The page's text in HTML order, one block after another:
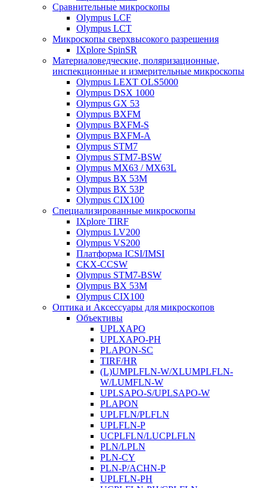
Сравнительные микроскопы
Olympus LCF
Olympus LCT
Микроскопы сверхвысокого разрешения
IXplore SpinSR
Материаловедческие, поляризационные,
инспекционные и измерительные микроскопы
Olympus LEXT OLS5000
Olympus DSX 1000
Olympus GX 53
Olympus BXFM
Olympus BXFM-S
Olympus BXFM-A
Olympus STM7
Olympus STM7-BSW
Olympus MX63 / MX63L
Olympus BX 53M
Olympus BX 53P
Olympus CIX100
Специализированные микроскопы
IXplore TIRF
Olympus LV200
Olympus VS200
Платформа ICSI/IMSI
CKX-CCSW
Olympus STM7-BSW
Olympus BX 53M
Olympus CIX100
Оптика и Аксессуары для микроскопов
Объективы
UPLXAPO
UPLXAPO-PH
PLAPON-SC
TIRF/HR
(L)UMPLFLN-W/XLUMPLFLN-
W/LUMFLN-W
UPLSAPO-S/UPLSAPO-W
PLAPON
UPLFLN/PLFLN
UPLFLN-P
UCPLFLN/LUCPLFLN
PLN/LPLN
PLN-CY
PLN-P/ACHN-P
UPLFLN-PH